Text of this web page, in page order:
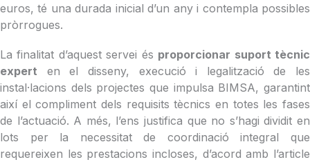
euros, té una durada inicial d’un any i contempla possibles
pròrrogues.
La finalitat d’aquest servei és proporcionar suport tècnic
expert en el disseny, execució i legalització de les
instal·lacions dels projectes que impulsa BIMSA, garantint
així el compliment dels requisits tècnics en totes les fases
de l’actuació. A més, l’ens justifica que no s’hagi dividit en
lots per la necessitat de coordinació integral que
requereixen les prestacions incloses, d’acord amb l’article